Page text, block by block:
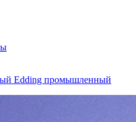
Edding промышленный